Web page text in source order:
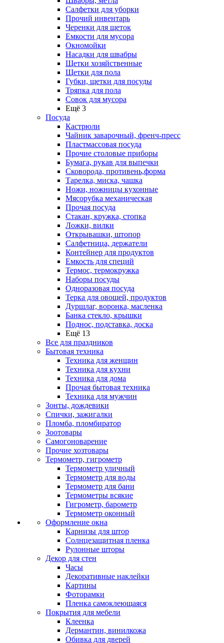
Салфетки для уборки
Прочий инвентарь
Черенки для щеток
Емкости для мусора
Окномойки
Насадки для швабры
Щетки хозяйственные
Щетки для пола
Губки, щетки для посуды
Тряпка для пола
Совок для мусора
Ещё 3
Посуда
Кастрюли
Чайник заварочный, френч-пресс
Пластмассовая посуда
Прочие столовые приборы
Бумага, рукав для выпечки
Сковорода, противень,форма
Тарелка, миска, чашка
Ножи, ножницы кухонные
Мясорубка механическая
Прочая посуда
Стакан, кружка, стопка
Ложки, вилки
Открывашки, штопор
Салфетница, держатели
Контейнер для продуктов
Емкость для специй
Термос, термокружка
Наборы посуды
Одноразовая посуда
Терка для овощей, продуктов
Дуршлаг, воронка, масленка
Банка стекло, крышки
Поднос, подставка, доска
Ещё 13
Все для праздников
Бытовая техника
Техника для женщин
Техника для кухни
Техника для дома
Прочая бытовая техника
Техника для мужчин
Зонты, дождевики
Спички, зажигалки
Пломба, пломбиратор
Зоотовары
Самогоноварение
Прочие хозтовары
Термометр, гигрометр
Термометр уличный
Термометр для воды
Термометр для бани
Термометры всякие
Гигрометр, барометр
Термометр оконный
Оформление окна
Карнизы для штор
Солнцезащитная пленка
Рулонные шторы
Декор для стен
Часы
Декоративные наклейки
Картины
Фоторамки
Пленка самоклеющаяся
Покрытия для мебели
Клеенка
Дермантин, винилкожа
Обивка для дверей